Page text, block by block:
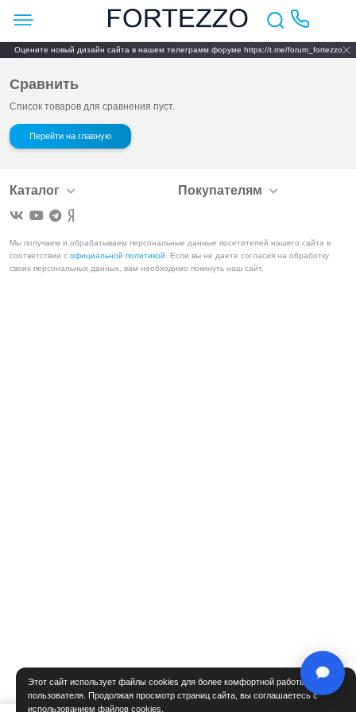
Этот сайт использует файлы cookies для более комфортной работы
пользователя. Продолжая просмотр страниц сайта, вы соглашаетесь с
использованием файлов cookies.
Оцените новый дизайн сайта в нашем телеграмм форуме https://t.me/forum_fortezzo
Сравнить
Список товаров для сравнения пуст.
Перейти на главную
Каталог Покупателям
Мы получаем и обрабатываем персональные данные посетителей нашего сайта в
соответствии софициальной политикой
. Если вы не даете согласия на обработку
своих персональных данных, вам необходимо покинуть наш сайт.